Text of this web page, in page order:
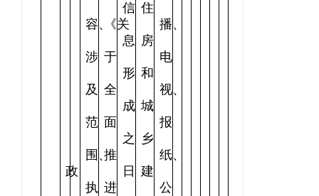
政
容、
涉
及
范
围、
执
《关
于
全
面
推
进
信
息
形
成
之
日
住
房
和
城
乡
建
播、
电
视、
报
纸、
公